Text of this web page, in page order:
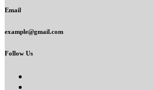
Email
example@gmail.com
Follow Us